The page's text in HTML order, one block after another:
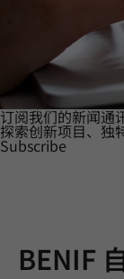
订阅我们的新闻通
探索创新项目、独
Subscribe
BENIF